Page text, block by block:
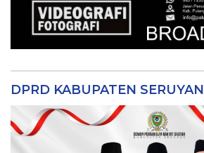
DPRD KABUPATEN SERUYAN